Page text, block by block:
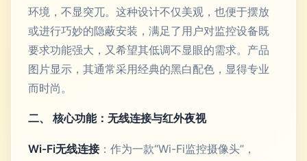
环境，不显突兀。这种设计不仅美观，也便于摆放
或进行巧妙的隐蔽安装，满足了用户对监控设备既
要求功能强大，又希望其低调不显眼的需求。产品
图片显示，其通常采用经典的黑白配色，显得专业
而时尚。
二、 核心功能：无线连接与红外夜视
Wi-Fi无线连接：作为一款“Wi-Fi监控摄像头”，